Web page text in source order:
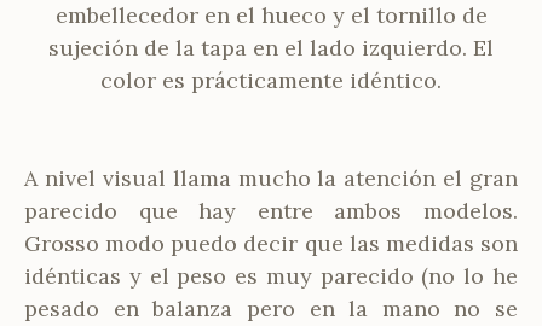
embellecedor en el hueco y el tornillo de
sujeción de la tapa en el lado izquierdo. El
color es prácticamente idéntico.
A nivel visual llama mucho la atención el gran
parecido que hay entre ambos modelos.
Grosso modo puedo decir que las medidas son
idénticas y el peso es muy parecido (no lo he
pesado en balanza pero en la mano no se